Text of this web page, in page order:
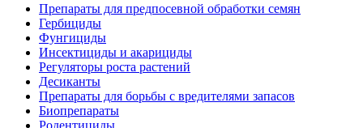
Препараты для предпосевной обработки семян
Гербициды
Фунгициды
Инсектициды и акарициды
Регуляторы роста растений
Десиканты
Препараты для борьбы с вредителями запасов
Биопрепараты
Родентициды